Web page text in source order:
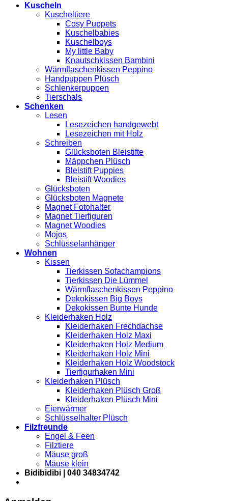
Kuscheln
Kuscheltiere
Cosy Puppets
Kuschelbabies
Kuschelboys
My little Baby
Knautschkissen Bambini
Wärmflaschenkissen Peppino
Handpuppen Plüsch
Schlenkerpuppen
Tierschals
Schenken
Lesen
Lesezeichen handgewebt
Lesezeichen mit Holz
Schreiben
Glücksboten Bleistifte
Mäppchen Plüsch
Bleistift Puppies
Bleistift Woodies
Glücksboten
Glücksboten Magnete
Magnet Fotohalter
Magnet Tierfiguren
Magnet Woodies
Mojos
Schlüsselanhänger
Wohnen
Kissen
Tierkissen Sofachampions
Tierkissen Die Lümmel
Wärmflaschenkissen Peppino
Dekokissen Big Boys
Dekokissen Bunte Hunde
Kleiderhaken Holz
Kleiderhaken Frechdachse
Kleiderhaken Holz Maxi
Kleiderhaken Holz Medium
Kleiderhaken Holz Mini
Kleiderhaken Holz Woodstock
Tierfigurhaken Mini
Kleiderhaken Plüsch
Kleiderhaken Plüsch Groß
Kleiderhaken Plüsch Mini
Eierwärmer
Schlüsselhalter Plüsch
Filzfreunde
Engel & Feen
Filztiere
Mäuse groß
Mäuse klein
Bidibidibi | 040 34834742